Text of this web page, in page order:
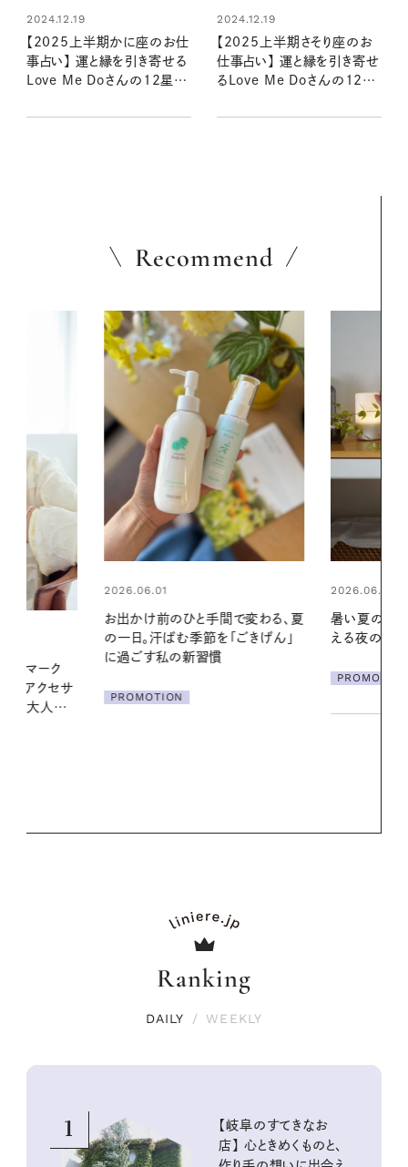
2024.12.19
【2025上半期かに座のお仕
事占い】 運と縁を引き寄せる
Love Me Doさんの12星座
2024.12.19
【2025上半期さそり座のお
仕事占い】 運と縁を引き寄せ
るLove Me Doさんの12星
Recommend
2026.06.01
暑い夏のナイトルーティン。私を整
える夜の爽やかご褒美ケア
2026.06.01
真夏に向け
やりジェルと
ア
Ranking
DAILY / WEEKLY
1
【岐阜のすてきなお
店】 心ときめくものと、